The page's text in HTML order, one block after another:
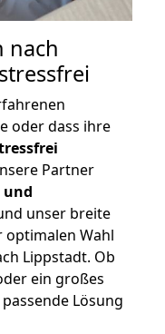
nach
oder dass ihre
Partner
und
unser breite
optimalen Wahl
Lippstadt. Ob
ein großes
Lösung